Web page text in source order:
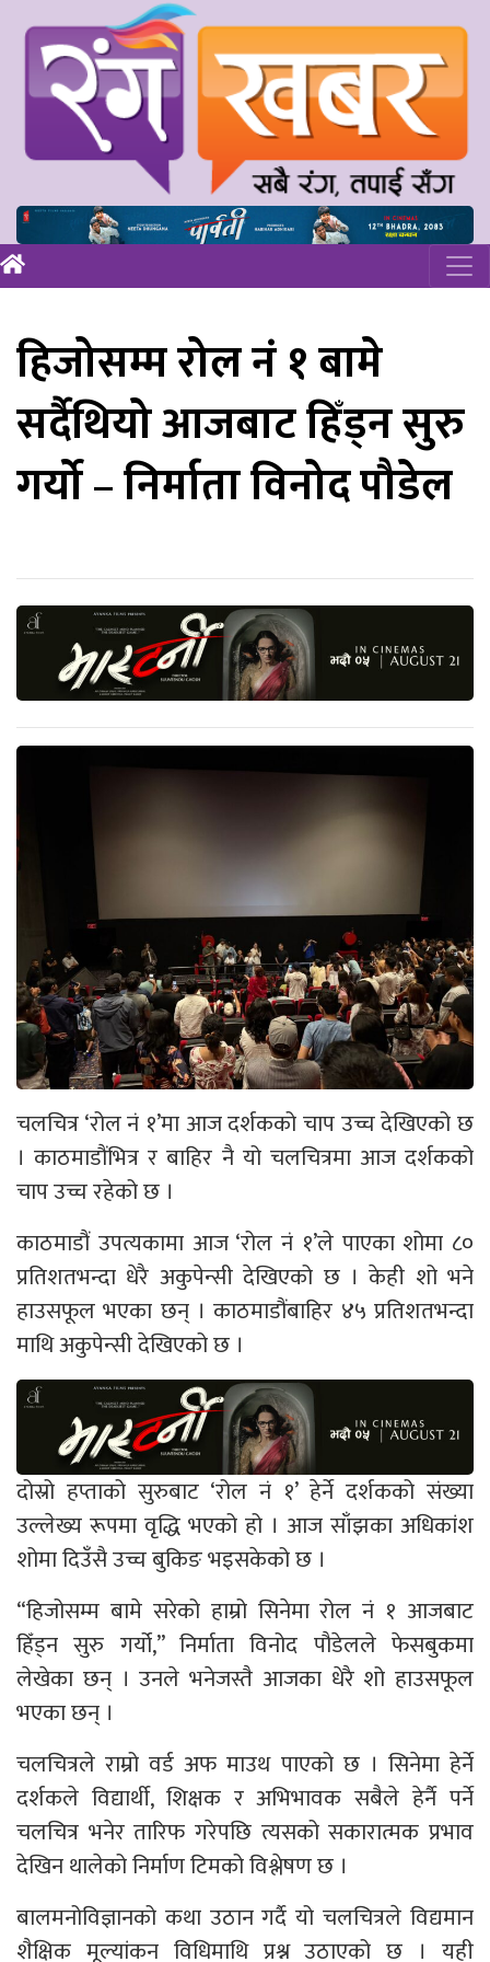
हिजोसम्म रोल नं १ बामे
सर्दैथियो आजबाट हिँड्न सुरु
गर्यो – निर्माता विनोद पौडेल
चलचित्र ‘रोल नं १’मा आज दर्शकको चाप उच्च देखिएको छ
। काठमाडौंभित्र र बाहिर नै यो चलचित्रमा आज दर्शकको
चाप उच्च रहेको छ ।
काठमाडौं उपत्यकामा आज ‘रोल नं १’ले पाएका शोमा ८०
प्रतिशतभन्दा धेरै अकुपेन्सी देखिएको छ । केही शो भने
हाउसफूल भएका छन् । काठमाडौंबाहिर ४५ प्रतिशतभन्दा
माथि अकुपेन्सी देखिएको छ ।
दोस्रो हप्ताको सुरुबाट ‘रोल नं १’ हेर्ने दर्शकको संख्या
उल्लेख्य रूपमा वृद्धि भएको हो । आज साँझका अधिकांश
शोमा दिउँसै उच्च बुकिङ भइसकेको छ ।
“हिजोसम्म बामे सरेको हाम्रो सिनेमा रोल नं १ आजबाट
हिँड्न सुरु गर्यो,” निर्माता विनोद पौडेलले फेसबुकमा
लेखेका छन् । उनले भनेजस्तै आजका धेरै शो हाउसफूल
भएका छन् ।
चलचित्रले राम्रो वर्ड अफ माउथ पाएको छ । सिनेमा हेर्ने
दर्शकले विद्यार्थी, शिक्षक र अभिभावक सबैले हेर्नै पर्ने
चलचित्र भनेर तारिफ गरेपछि त्यसको सकारात्मक प्रभाव
देखिन थालेको निर्माण टिमको विश्लेषण छ ।
बालमनोविज्ञानको कथा उठान गर्दै यो चलचित्रले विद्यमान
शैक्षिक मूल्यांकन विधिमाथि प्रश्न उठाएको छ । यही